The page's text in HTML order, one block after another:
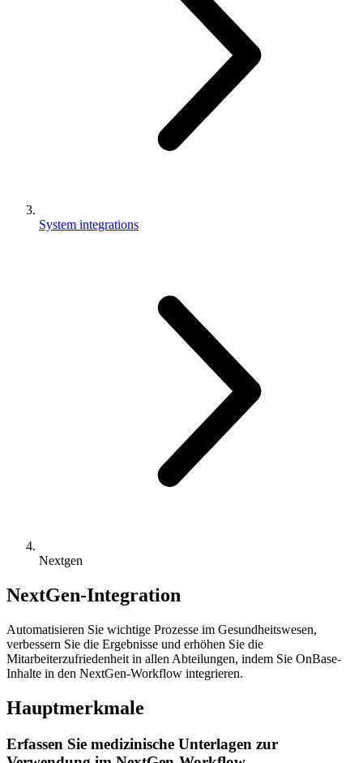
System integrations
Nextgen
NextGen-Integration
Automatisieren Sie wichtige Prozesse im Gesundheitswesen,
verbessern Sie die Ergebnisse und erhöhen Sie die
Mitarbeiterzufriedenheit in allen Abteilungen, indem Sie OnBase-
Inhalte in den NextGen-Workflow integrieren.
Hauptmerkmale
Erfassen Sie medizinische Unterlagen zur